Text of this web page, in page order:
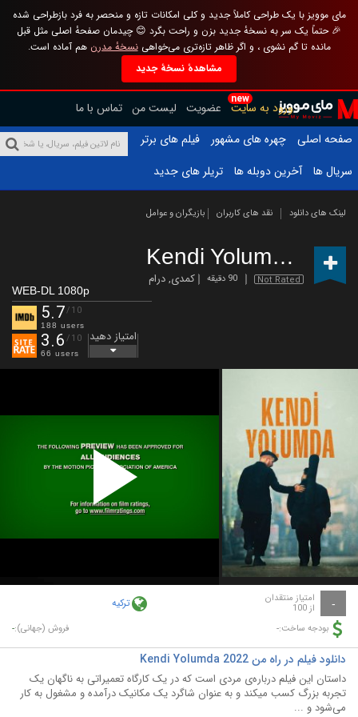
مای موویز با یک طراحی کاملاً جدید و کلی امکانات تازه و منحصر به فرد بازطراحی شده
🎉 حتماً یک سر به نسخهٔ جدید بزن و راحت بگرد 😊 چیدمان صفحهٔ اصلی مثل قبل
مانده تا گم نشوی ، و اگر ظاهر تازه‌تری می‌خواهینسخهٔ مدرن هم آماده است.
مشاهدهٔ نسخهٔ جدید
new
ورود به سایت عضویت لیست من تماس با ما
صفحه اصلی
چهره های مشهور
فیلم های برتر
سریال ها
آخرین دوبله ها تریلر های جدید
لینک های دانلود نقد های کاربران بازیگران و عوامل
Kendi Yolumda (2022)
Not Rated 90 دقیقه کمدی,درام
WEB-DL 1080p
5.7/10
188 users
3.6 /10
66 users
امتیاز دهید
Play
Video
- امتیاز منتقدان
از 100 ترکیه
بودجه ساخت:- فروش (جهانی):-
دانلود فیلم در راه من Kendi Yolumda 2022
داستان این فیلم درباره‌ی مردی است که در یک کارگاه تعمیراتی به ناگهان یک
تجربه بزرگ کسب میکند و به عنوان شاگرد یک مکانیک درآمده و مشغول به کار
می‌شود و ...